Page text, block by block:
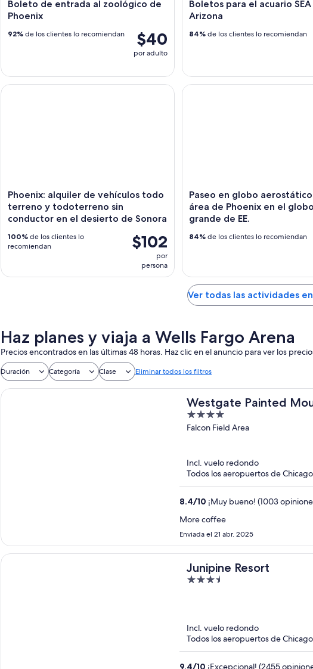
Boleto de entrada al zoológico de
Phoenix
$40
por adulto
92% de los clientes lo recomiendan
Boletos para el acuario SEA
Arizona
84% de los clientes lo recomiendan
Phoenix: alquiler de vehículos todo
terreno y todoterreno sin
conductor en el desierto de Sonora
$102
por
persona
100% de los clientes lo
recomiendan
Phoenix: alquiler de vehículos todo terreno y todoterreno sin conductor
Paseo en globo
área de Phoenix en el
grande de EE.
84% de los clientes lo recomiendan
Paseo en globo aerostático
Ver todas las actividades
Haz planes y viaja a Wells Fargo Arena
Precios encontrados en las últimas 48 horas. Haz clic en el anuncio para ver los
Duración Categoría Clase Eliminar todos los filtros
Westgate Painted
4
out
Falcon Field Area
Incl. vuelo redondo
Todos los aeropuertos de
8.4/10 ¡Muy bueno! (1003
More coffee
Enviada el 21 abr. 2025
Junipine Resort
3.5
Incl. vuelo redondo
Todos los aeropuertos de
9.4/10 ¡Excepcional! (2455